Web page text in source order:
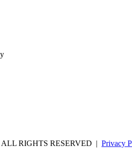
RIGHTS RESERVED | Privacy